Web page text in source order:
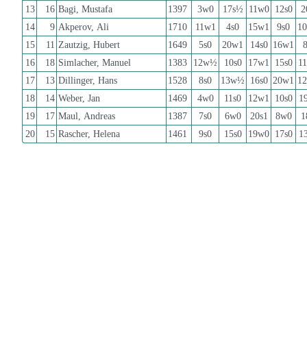
13
16 Bagi, Mustafa 1397 3w0 17s½ 11w0 12s0
14
9 Akperov, Ali 1710 11w1 4s0 15w1 9s0
15
11 Zautzig, Hubert 1649 5s0 20w1 14s0 16w1
16
18 Simlacher, Manuel 1383 12w½ 10s0 17w1 15s0
17
13 Dillinger, Hans 1528 8s0 13w½ 16s0 20w1
18
14 Weber, Jan 1469 4w0 11s0 12w1 10s0
19
17 Maul, Andreas 1387 7s0 6w0 20s1 8w0
20
15 Rascher, Helena 1461 9s0 15s0 19w0 17s0